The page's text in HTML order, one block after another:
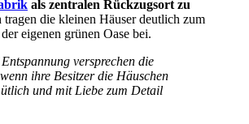
als zentralen Rückzugsort zu
tragen die kleinen Häuser deutlich zum
eigenen grünen Oase bei.
versprechen die
ihre Besitzer die Häuschen
und mit Liebe zum Detail